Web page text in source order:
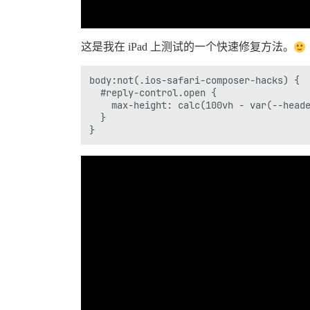
这是我在 iPad 上测试的一个快速修复方法。
body:not(.ios-safari-composer-hacks) {
  #reply-control.open {
max-height: calc(100vh - var(--
  }